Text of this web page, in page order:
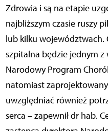
Zdrowia i są na etapie
najbliższym czasie ruszy
lub kilku województwach.
szpitalna będzie jednym
Narodowy Program
natomiast
uwzględniać również
serca – zapewnił dr hab.